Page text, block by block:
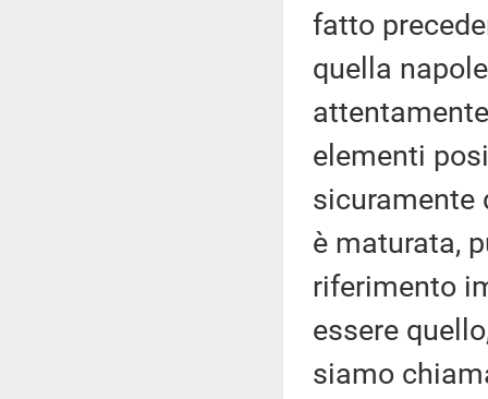
fatto
quella
elementi
sicuramente
è maturata,
riferimento
essere
siamo